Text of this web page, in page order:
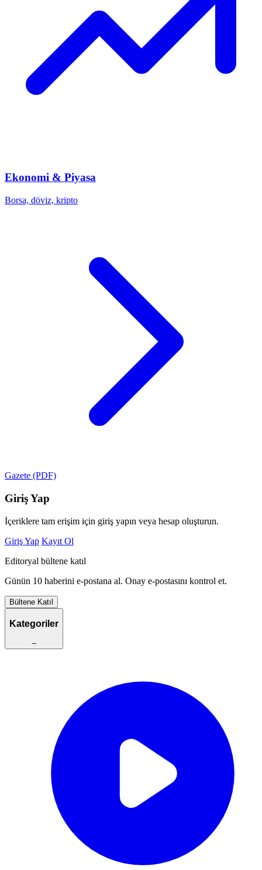
Ekonomi & Piyasa
Borsa, döviz, kripto
Gazete (PDF)
Giriş Yap
İçeriklere tam erişim için giriş yapın veya hesap oluşturun.
Giriş Yap Kayıt Ol
Editoryal bültene katıl
Günün 10 haberini e-postana al. Onay e-postasını kontrol et.
Bültene Katıl
Kategoriler
–